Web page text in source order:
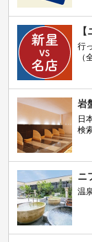
行
（
岩
日
検
ニ
温